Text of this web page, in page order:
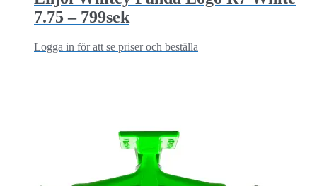
7.75 – 799sek
Logga in för att se priser och beställa